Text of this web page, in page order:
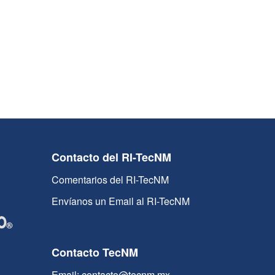
Contacto del RI-TecNM
Comentarios del RI-TecNM
Envíanos un Email al RI-TecNM
Contacto TecNM